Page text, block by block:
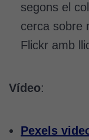
segons el
cerca sobre
Flickr amb
Vídeo:
Pexels